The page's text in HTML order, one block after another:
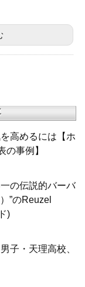
高めるには【ホ
の事例】
の伝説的バーバ
”のReuzel
)
子・天理高校、